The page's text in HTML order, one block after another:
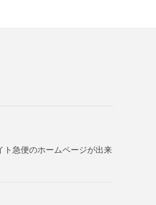
ト急便のホームページが出来